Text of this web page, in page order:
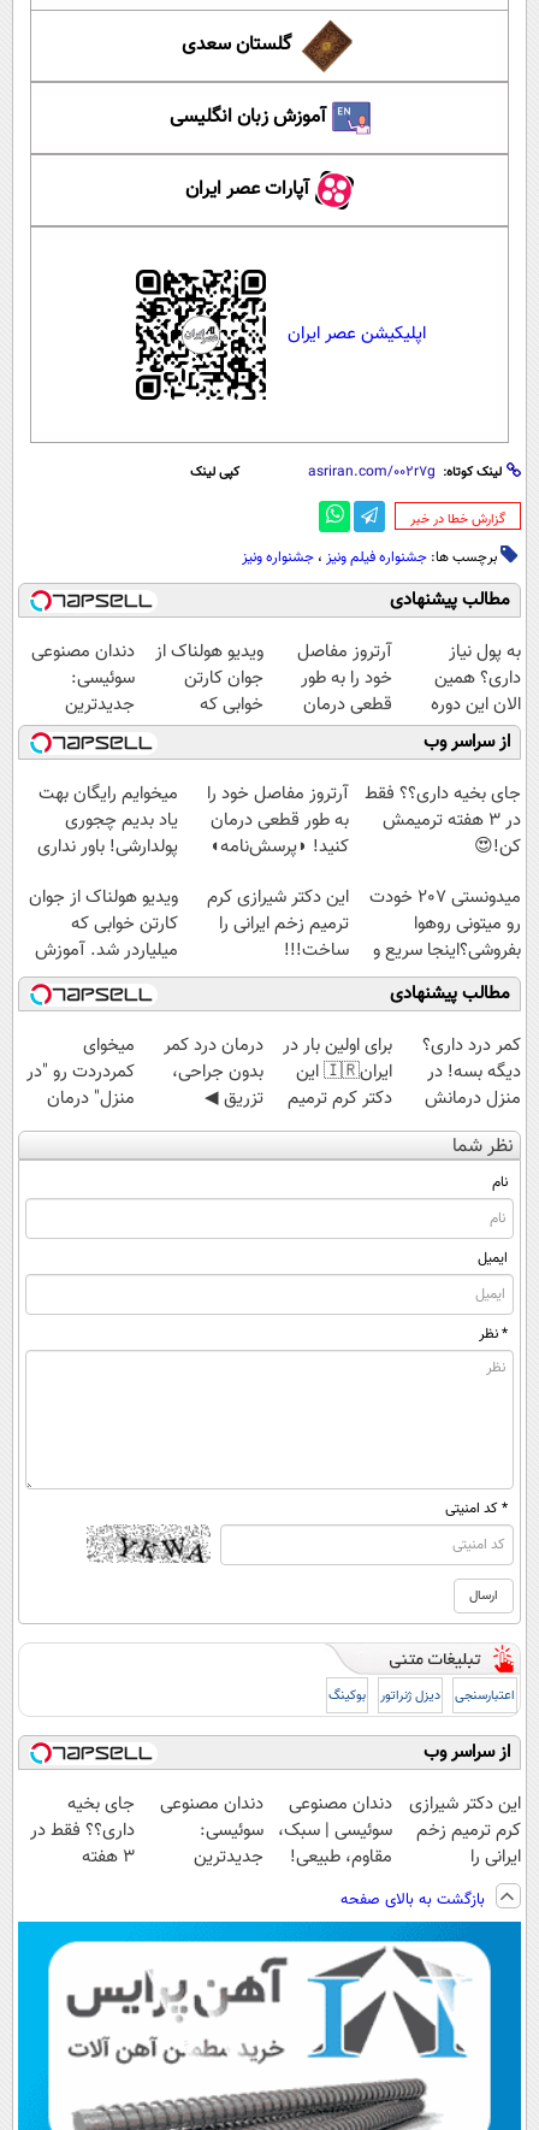
گلستان سعدی
آموزش زبان انگلیسی
آپارات عصر ایران
اپلیکیشن عصر ایران
لینک کوتاه: کپی لینک
‌گزارش خطا در خبر
برچسب ها: جشنواره فیلم ونیز ، جشنواره ونیز
مطالب پیشنهادی
به پول نیاز
داری؟ همین
الان این دوره
رایگان رو شرکت
کن تا دیر نشده!
آرتروز مفاصل
خود را به طور
قطعی درمان
کنید!
◗پرسش‌نامه◖
ویدیو هولناک از
جوان کارتن
خوابی که
میلیاردر شد.
آموزش رایگان
دندان مصنوعی
سوئیسی:
جدیدترین
فناوری اروپا،
سبک و مقاوم |
پرداخت قسطی
از سراسر وب
جای بخیه داری؟؟ فقط
در 3 هفته ترمیمش
کن!😍
آرتروز مفاصل خود را
به طور قطعی درمان
کنید! ◗پرسش‌نامه◖
میخوایم رایگان بهت
یاد بدیم چجوری
پولدارشی! باور نداری
میدونستی 207 خودت
رو میتونی روهوا
بفروشی؟اینجا سریع و
راحت بفروش
این دکتر شیرازی کرم
ترمیم زخم ایرانی را
ساخت!!!
ویدیو هولناک از جوان
کارتن خوابی که
میلیاردر شد. آموزش
رایگان
مطالب پیشنهادی
کمر درد داری؟
دیگه بسه! در
منزل درمانش
کن
(◀پرسش‌نامه)
برای اولین بار در
ایران🇮🇷 این
دکتر کرم ترمیم
کننده 23 روزه
ساخت!
درمان درد کمر
بدون جراحی،
تزریق ◀
پرسش‌نامه رو پر
کن ▶
میخوای
کمردردت رو "در
منزل" درمان
کنی؟ (◂فیلم +
◂پرسش‌نامه)
نظر شما
نام
ایمیل
* نظر
* کد امنیتی
اعتبارسنجی دیزل ژنراتور بوکینگ
از سراسر وب
این دکتر شیرازی
کرم ترمیم زخم
ایرانی را
ساخت!!!
دندان مصنوعی
سوئیسی | سبک،
مقاوم، طبیعی!
رایگان+پرداخت
اقساطی😍
دندان مصنوعی
سوئیسی:
جدیدترین
پرداخت قسطی
جای بخیه
داری؟؟ فقط در
3 هفته
بازگشت به بالای صفحه